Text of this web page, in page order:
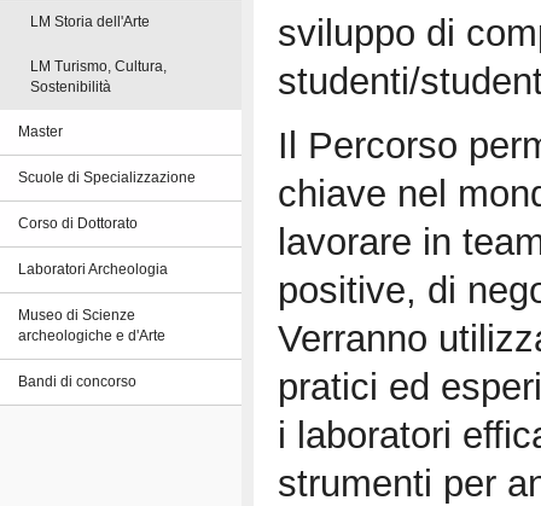
LM Storia dell'Arte
LM Turismo, Cultura,
Sostenibilità
Master
Scuole di Specializzazione
Corso di Dottorato
Laboratori Archeologia
Museo di Scienze
archeologiche e d'Arte
Bandi di concorso
sviluppo di
studenti/
Il Percorso
chiave nel
lavorare in
positive, di
Verranno
pratici ed
i laboratori
strumenti per